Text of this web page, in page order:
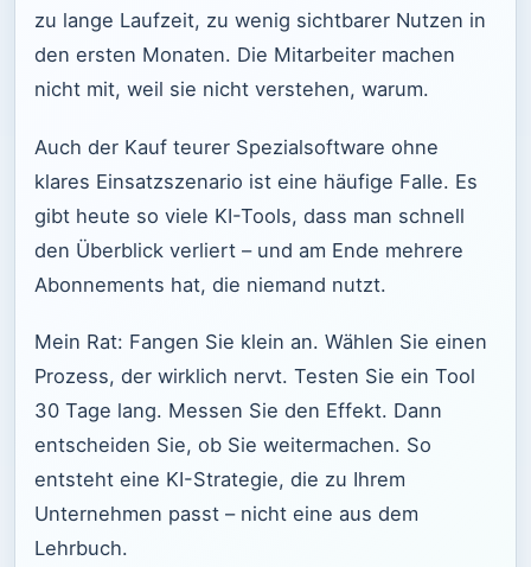
zu lange Laufzeit, zu wenig sichtbarer Nutzen in
den ersten Monaten. Die Mitarbeiter machen
nicht mit, weil sie nicht verstehen, warum.
Auch der Kauf teurer Spezialsoftware ohne
klares Einsatzszenario ist eine häufige Falle. Es
gibt heute so viele KI-Tools, dass man schnell
den Überblick verliert – und am Ende mehrere
Abonnements hat, die niemand nutzt.
Mein Rat: Fangen Sie klein an. Wählen Sie einen
Prozess, der wirklich nervt. Testen Sie ein Tool
30 Tage lang. Messen Sie den Effekt. Dann
entscheiden Sie, ob Sie weitermachen. So
entsteht eine KI-Strategie, die zu Ihrem
Unternehmen passt – nicht eine aus dem
Lehrbuch.